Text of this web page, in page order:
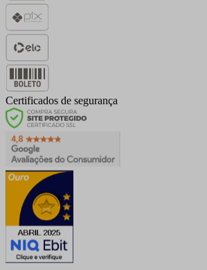
Certificados de segurança